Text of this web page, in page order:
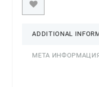
ADDITIONAL
МЕТА